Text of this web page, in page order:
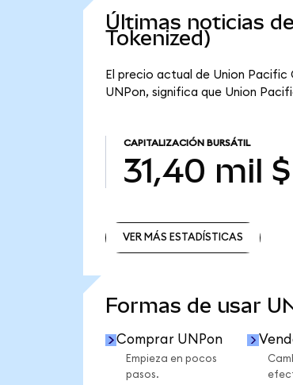
Últimas noticias
Tokenized)
El precio actual de Union Pacific
UNPon, significa que Union
CAPITALIZACIÓN BURSÁTIL
31,40 mil $
VER MÁS ESTADÍSTICAS
Formas de usar
Comprar UNPon
Empieza en pocos
pasos.